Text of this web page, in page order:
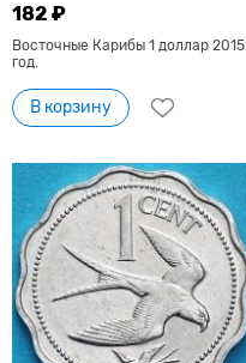
182 ₽
Восточные Карибы 1 доллар 2015
год.
В корзину